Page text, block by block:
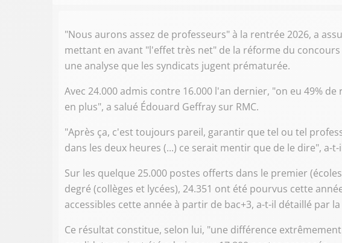
"Nous aurons assez de professeurs" à la rentrée 2026, a
mettant en avant "l'effet très net" de la réforme du
une analyse que les syndicats jugent prématurée.
Avec 24.000 admis contre 16.000 l'an dernier, "on eu 49%
en plus", a salué Édouard Geffray sur RMC.
"Après ça, c'est toujours pareil, garantir que tel ou tel
dans les deux heures (...) ce serait mentir que de le dire", a-
Sur les quelque 25.000 postes offerts dans le premier
degré (collèges et lycées), 24.351 ont été pourvus cette
accessibles cette année à partir de bac+3, a-t-il détaillé par
Ce résultat constitue, selon lui, "une différence